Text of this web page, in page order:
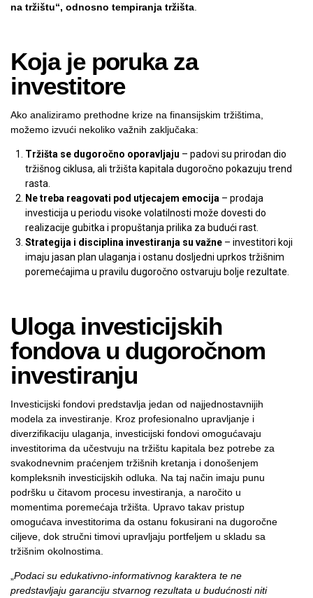
na tržištu“, odnosno tempiranja tržišta
Koja je poruka za
investitore
Ako analiziramo prethodne krize na finansijskim tržištima,
možemo izvući nekoliko važnih zaključaka:
Tržišta se dugoročno oporavljaju – padovi su prirodan dio
tržišnog ciklusa, ali tržišta kapitala dugoročno pokazuju trend
rasta.
Ne treba reagovati pod utjecajem emocija – prodaja
investicija u periodu visoke volatilnosti može dovesti do
realizacije gubitka i propuštanja prilika za budući rast.
Strategija i disciplina investiranja su važne – investitori koji
imaju jasan plan ulaganja i ostanu dosljedni uprkos tržišnim
poremećajima u pravilu dugoročno ostvaruju bolje rezultate.
Uloga investicijskih
fondova u dugoročnom
investiranju
Investicijski fondovi predstavlja jedan od najjednostavnijih
modela za investiranje. Kroz profesionalno upravljanje i
diverzifikaciju ulaganja, investicijski fondovi omogućavaju
investitorima da učestvuju na tržištu kapitala bez potrebe za
svakodnevnim praćenjem tržišnih kretanja i donošenjem
kompleksnih investicijskih odluka. Na taj način imaju punu
podršku u čitavom procesu investiranja, a naročito u
momentima poremećaja tržišta. Upravo takav pristup
omogućava investitorima da ostanu fokusirani na dugoročne
ciljeve, dok stručni timovi upravljaju portfeljem u skladu sa
tržišnim okolnostima.
Podaci su edukativno-informativnog karaktera te ne
predstavljaju garanciju stvarnog rezultata u budućnosti niti